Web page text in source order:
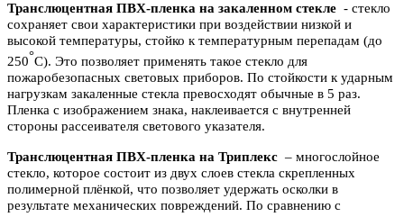
Транслюцентная ПВХ-пленка на закаленном стекле - стекло
сохраняет свои характеристики при воздействии низкой и
высокой температуры, стойко к температурным перепадам (до
250°С). Это позволяет применять такое стекло для
пожаробезопасных световых приборов. По стойкости к ударным
нагрузкам закаленные стекла превосходят обычные в 5 раз.
Пленка с изображением знака, наклеивается с внутренней
стороны рассеивателя светового указателя.
Транслюцентная ПВХ-пленка на Триплекс – многослойное
стекло, которое состоит из двух слоев стекла скрепленных
полимерной плёнкой, что позволяет удержать осколки в
результате механических повреждений. По сравнению с